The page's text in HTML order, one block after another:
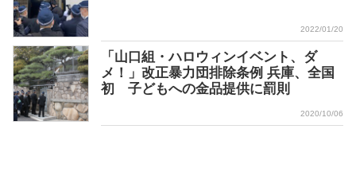
2022/01/20
「山口組・ハロウィンイベント、ダ
メ！」改正暴力団排除条例 兵庫、全国
初 子どもへの金品提供に罰則
2020/10/06